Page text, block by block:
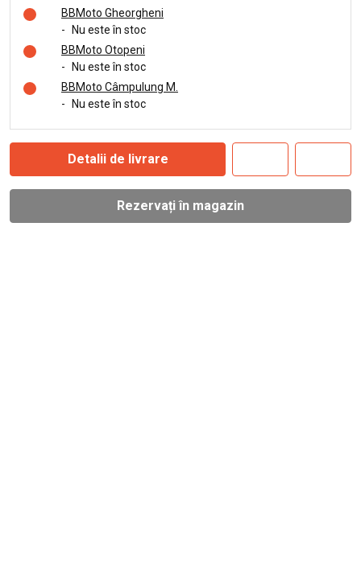
BBMoto Gheorgheni
-
Nu este în stoc
BBMoto Otopeni
-
Nu este în stoc
BBMoto Câmpulung M.
-
Nu este în stoc
Detalii de livrare
Rezervați în magazin